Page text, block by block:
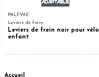
PALFVAE
Leviers de frein
Leviers de frein noir pour vélo
enfant
Accueil